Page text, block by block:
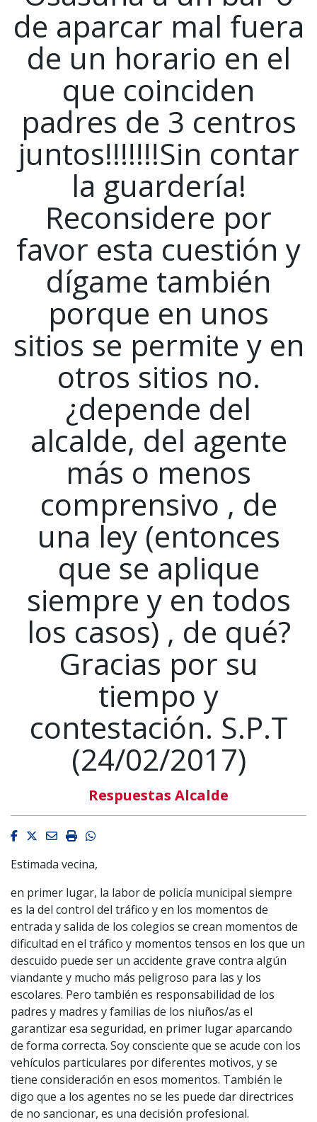
de aparcar mal fuera
de un horario en el
que coinciden
padres de 3 centros
juntos!!!!!!!Sin contar
la guardería!
Reconsidere por
favor esta cuestión y
dígame también
porque en unos
sitios se permite y en
otros sitios no.
¿depende del
alcalde, del agente
más o menos
comprensivo , de
una ley (entonces
que se aplique
siempre y en todos
los casos) , de qué?
Gracias por su
tiempo y
contestación. S.P.T
(24/02/2017)
Respuestas Alcalde
Facebook
Twitter
EmailImprimirWhatsapp
Estimada vecina,
en primer lugar, la labor de policía municipal siempre
es la del control del tráfico y en los momentos de
entrada y salida de los colegios se crean momentos de
dificultad en el tráfico y momentos tensos en los que un
descuido puede ser un accidente grave contra algún
viandante y mucho más peligroso para las y los
escolares. Pero también es responsabilidad de los
padres y madres y familias de los niuños/as el
garantizar esa seguridad, en primer lugar aparcando
de forma correcta. Soy consciente que se acude con los
vehículos particulares por diferentes motivos, y se
tiene consideración en esos momentos. También le
digo que a los agentes no se les puede dar directrices
de no sancionar, es una decisión profesional.